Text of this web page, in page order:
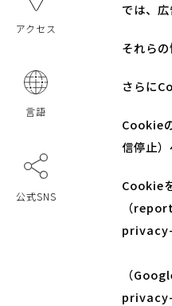
アクセス
言語
公式SNS
では、
それら
さらに
Cookie
信停止
Cookie
（
（